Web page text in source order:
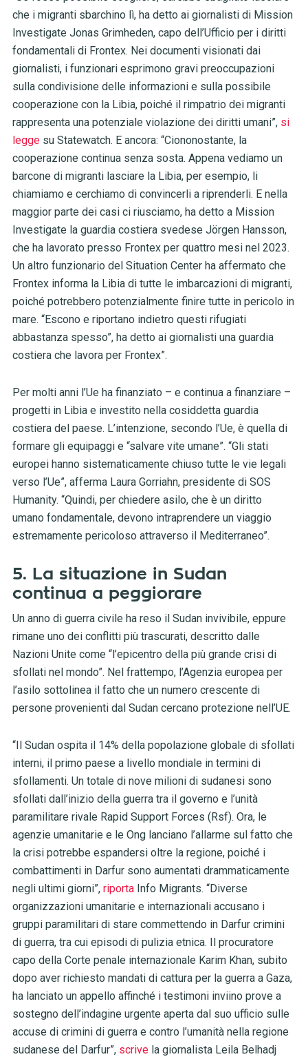
che i migranti sbarchino lì, ha detto ai giornalisti di Mission
Investigate Jonas Grimheden, capo dell’Ufficio per i diritti
fondamentali di Frontex. Nei documenti visionati dai
giornalisti, i funzionari esprimono gravi preoccupazioni
sulla condivisione delle informazioni e sulla possibile
cooperazione con la Libia, poiché il rimpatrio dei migranti
rappresenta una potenziale violazione dei diritti umani”, si
leggesu Statewatch. E ancora: “Ciononostante, la
cooperazione continua senza sosta. Appena vediamo un
barcone di migranti lasciare la Libia, per esempio, li
chiamiamo e cerchiamo di convincerli a riprenderli. E nella
maggior parte dei casi ci riusciamo, ha detto a Mission
Investigate la guardia costiera svedese Jörgen Hansson,
che ha lavorato presso Frontex per quattro mesi nel 2023.
Un altro funzionario del Situation Center ha affermato che
Frontex informa la Libia di tutte le imbarcazioni di migranti,
poiché potrebbero potenzialmente finire tutte in pericolo in
mare. “Escono e riportano indietro questi rifugiati
abbastanza spesso”, ha detto ai giornalisti una guardia
costiera che lavora per Frontex”.
Per molti anni l’Ue ha finanziato – e continua a finanziare –
progetti in Libia e investito nella cosiddetta guardia
costiera del paese. L’intenzione, secondo l’Ue, è quella di
formare gli equipaggi e “salvare vite umane”. “Gli stati
europei hanno sistematicamente chiuso tutte le vie legali
verso l’Ue”, afferma Laura Gorriahn, presidente di SOS
Humanity. “Quindi, per chiedere asilo, che è un diritto
umano fondamentale, devono intraprendere un viaggio
estremamente pericoloso attraverso il Mediterraneo”.
5. La situazione in Sudan
continua a peggiorare
Un anno di guerra civile ha reso il Sudan invivibile, eppure
rimane uno dei conflitti più trascurati, descritto dalle
Nazioni Unite come “l’epicentro della più grande crisi di
sfollati nel mondo”. Nel frattempo, l’Agenzia europea per
l’asilo sottolinea il fatto che un numero crescente di
persone provenienti dal Sudan cercano protezione nell’UE.
“Il Sudan ospita il 14% della popolazione globale di sfollati
interni, il primo paese a livello mondiale in termini di
sfollamenti. Un totale di nove milioni di sudanesi sono
sfollati dall’inizio della guerra tra il governo e l’unità
paramilitare rivale Rapid Support Forces (Rsf). Ora, le
agenzie umanitarie e le Ong lanciano l’allarme sul fatto che
la crisi potrebbe espandersi oltre la regione, poiché i
combattimenti in Darfur sono aumentati drammaticamente
negli ultimi giorni”, riportaInfo Migrants. “Diverse
organizzazioni umanitarie e internazionali accusano i
gruppi paramilitari di stare commettendo in Darfur crimini
di guerra, tra cui episodi di pulizia etnica. Il procuratore
capo della Corte penale internazionale Karim Khan, subito
dopo aver richiesto mandati di cattura per la guerra a Gaza,
ha lanciato un appello affinché i testimoni inviino prove a
sostegno dell’indagine urgente aperta dal suo ufficio sulle
accuse di crimini di guerra e contro l’umanità nella regione
sudanese del Darfur”, scrivela giornalista Leila Belhadj